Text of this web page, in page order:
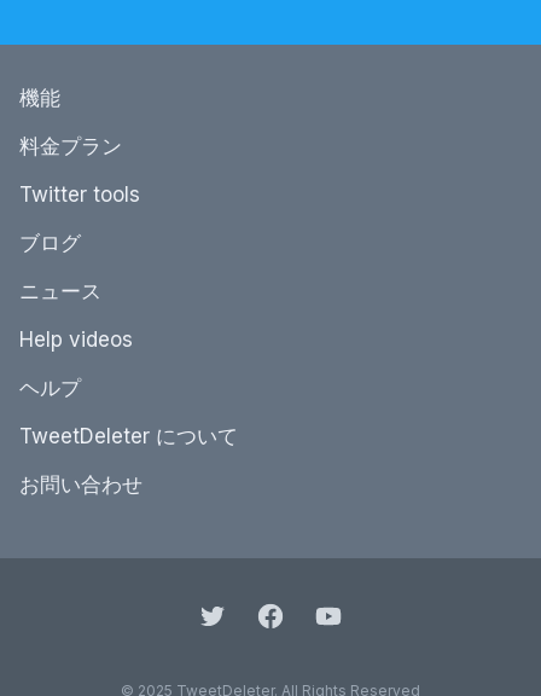
機能
料金プラン
Twitter tools
ブログ
ニュース
Help videos
ヘルプ
TweetDeleter について
お問い合わせ
© 2025 TweetDeleter. All Rights Reserved